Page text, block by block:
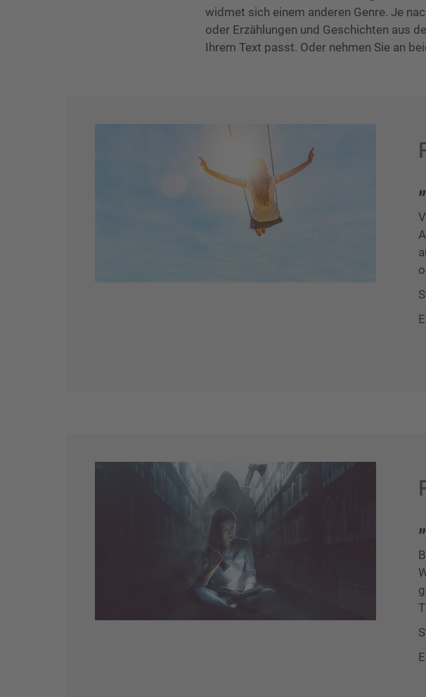
widmet sich einem anderen Genre. Je
oder Erzählungen und Geschichten aus
Ihrem Text passt. Oder nehmen Sie an